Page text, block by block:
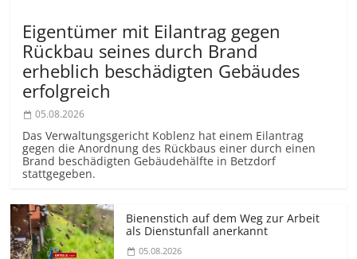
Eigentümer mit Eilantrag gegen
Rückbau seines durch Brand
erheblich beschädigten Gebäudes
erfolgreich
05.08.2026
Das Verwaltungsgericht Koblenz hat einem Eilantrag
gegen die Anordnung des Rückbaus einer durch einen
Brand beschädigten Gebäudehälfte in Betzdorf
stattgegeben.
Bienenstich auf dem Weg zur Arbeit
als Dienstunfall anerkannt
05.08.2026